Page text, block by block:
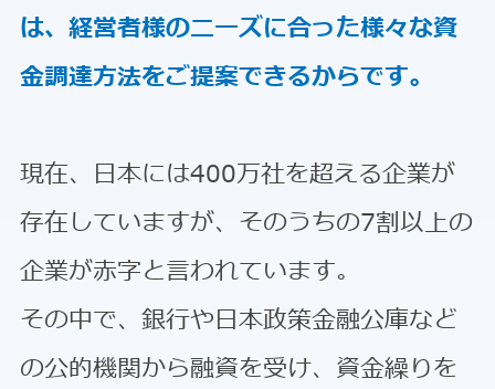
は、経営者様のニーズに合った様々な資
金調達方法をご提案できるからです。
現在、日本には400万社を超える企業が
存在していますが、そのうちの7割以上の
企業が赤字と言われています。
その中で、銀行や日本政策金融公庫など
の公的機関から融資を受け、資金繰りを